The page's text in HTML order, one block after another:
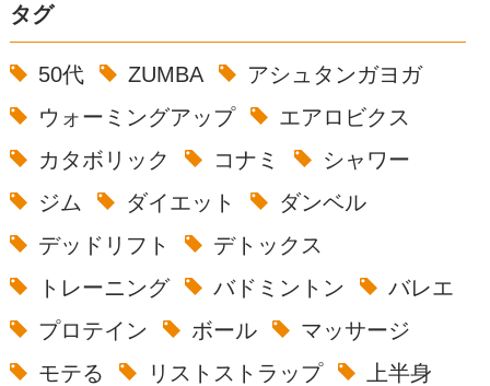
タグ
50代 ZUMBA
アシュタンガヨガ
ウォーミングアップ
エアロビクス
カタボリック
コナミ
シャワー
ジム
ダイエット
ダンベル
デッドリフト
デトックス
トレーニング
バドミントン
バレエ
プロテイン
ボール
マッサージ
モテる
リストストラップ
上半身